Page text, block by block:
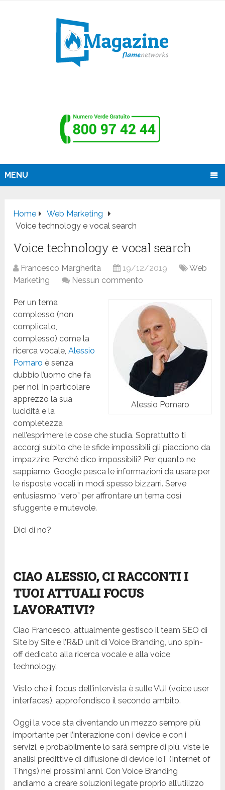
MENU
Home
Web Marketing
Voice technology e vocal search
Voice technology e vocal search
Francesco Margherita 19/12/2019
Web
Marketing
Nessun commento
Alessio Pomaro
Per un tema
complesso (non
complicato,
complesso) come la
ricerca vocale,Alessio
Pomaro è senza
dubbio l’uomo che fa
per noi. In particolare
apprezzo la sua
lucidità e la
completezza
nell’esprimere le cose che studia. Soprattutto ti
accorgi subito che le sfide impossibili gli piacciono da
impazzire. Perché dico impossibili? Per quanto ne
sappiamo, Google pesca le informazioni da usare per
le risposte vocali in modi spesso bizzarri. Serve
entusiasmo “vero” per affrontare un tema così
sfuggente e mutevole.
Dici di no?
CIAO ALESSIO, CI RACCONTI I
TUOI ATTUALI FOCUS
LAVORATIVI?
Ciao Francesco, attualmente gestisco il team SEO di
Site by Site e l’R&D unit di Voice Branding, uno spin-
off dedicato alla ricerca vocale e alla voice
technology.
Visto che il focus dell’intervista è sulle VUI (voice user
interfaces), approfondisco il secondo ambito.
Oggi la voce sta diventando un mezzo sempre più
importante per l’interazione con i device e con i
servizi, e probabilmente lo sarà sempre di più, viste le
analisi predittive di diffusione di device IoT (Internet of
Thngs) nei prossimi anni. Con Voice Branding
andiamo a creare soluzioni legate proprio all’utilizzo